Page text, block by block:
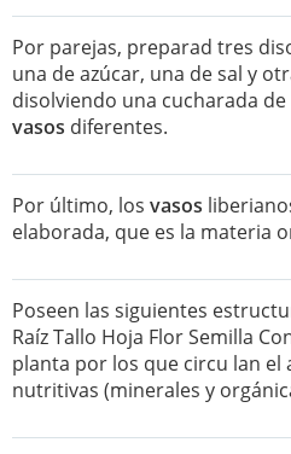
Por parejas, preparad tres
una de azúcar, una de sal y
disolviendo una cucharada
vasos diferentes.
Por último, los vasos
elaborada, que es la materia
Poseen las siguientes
Raíz Tallo Hoja Flor Semilla
planta por los que circu lan el
nutritivas (minerales y